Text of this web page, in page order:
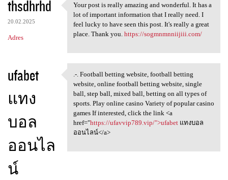
thsdhrhd
20.02.2025
Adres
Your post is really amazing
Your post is really amazing and wonderful. It has a
lot of important information that I really need. I
feel lucky to have seen this post. It's really a great
place. Thank you. https://sogmnmnniijiii.com/
ufabet
แทง
บอล
ออนไล
น์
.-. Football betting website,
.-. Football betting website, football betting
website, online football betting website, single
ball, step ball, mixed ball, betting on all types of
sports. Play online casino Variety of popular casino
games If interested, click the link <a
href="https://ufavvip789.vip/">ufabetแทงบอล
ออนไลน์</a>